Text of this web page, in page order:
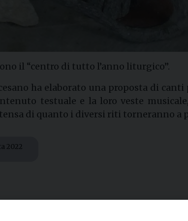
il “centro di tutto l’anno liturgico”.
ha elaborato una proposta di
testuale e la loro veste
di quanto i diversi riti torneranno a
2022